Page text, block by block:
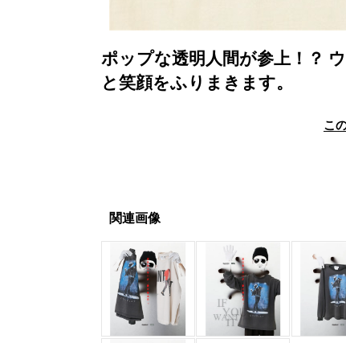
ポップな透明人間が参上！？
と笑顔をふりまきます。
こ
関連画像